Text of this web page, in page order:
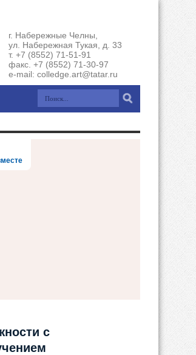
г. Набережные Челны,
ул. Набережная Тукая, д. 33
т. +7 (8552) 71-51-91
факс. +7 (8552) 71-30-97
e-mail: colledge.art@tatar.ru
с